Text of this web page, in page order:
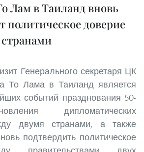
Лам в Таиланд вновь
политическое доверие
Генерального секретаря ЦК
То Лама в Таиланд является
событий празднования 50-
дипломатических
двумя странами, а также
подтвердить политическое